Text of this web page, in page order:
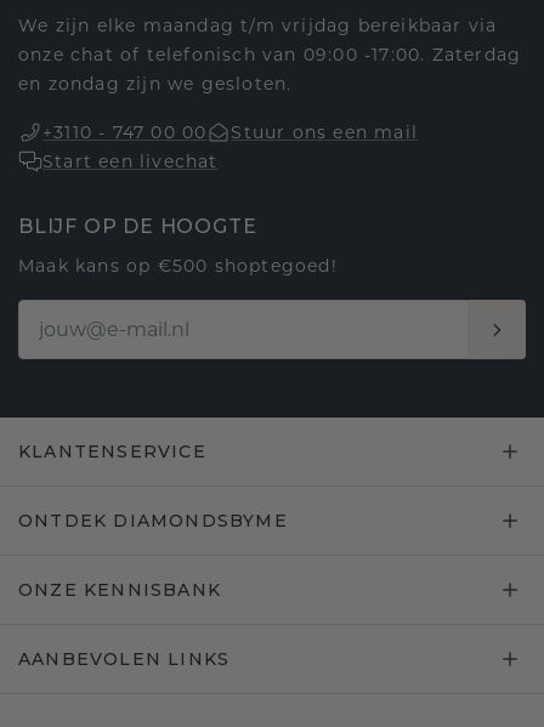
We zijn elke maandag t/m vrijdag bereikbaar via
onze chat of telefonisch van 09:00 -17:00. Zaterdag
en zondag zijn we gesloten.
+3110 - 747 00 00
Stuur ons een mail
Start een livechat
BLIJF OP DE HOOGTE
Maak kans op €500 shoptegoed!
KLANTENSERVICE
ONTDEK DIAMONDSBYME
ONZE KENNISBANK
AANBEVOLEN LINKS